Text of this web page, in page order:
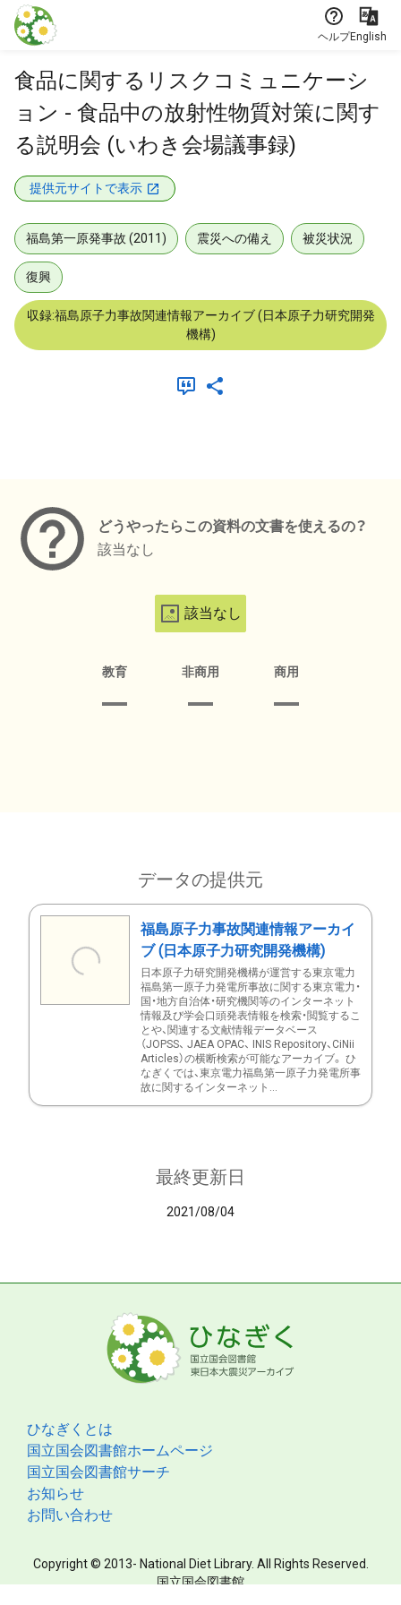
本文に飛ぶ
ヘルプEnglish
食品に関するリスクコミュニケーシ
ョン - 食品中の放射性物質対策に関す
る説明会 (いわき会場議事録)
提供元サイトで表示
福島第一原発事故 (2011) 震災への備え 被災状況
復興
収録:福島原子力事故関連情報アーカイブ (日本原子力研究開発
機構)
どうやったらこの資料の文書を使えるの？
該当なし
該当なし
教育 非商用 商用
データの提供元
福島原子力事故関連情報アーカイ
ブ (日本原子力研究開発機構)
日本原子力研究開発機構が運営する東京電力
福島第一原子力発電所事故に関する東京電力・
国・地方自治体・研究機関等のインターネット
情報及び学会口頭発表情報を検索・閲覧するこ
とや、関連する文献情報データベース
（JOPSS、 JAEA OPAC、 INIS Repository、CiNii
Articles）の横断検索が可能なアーカイブ。 ひ
なぎくでは、東京電力福島第一原子力発電所事
故に関するインターネット...
最終更新日
2021/08/04
ひなぎくとは
国立国会図書館ホームページ
国立国会図書館サーチ
お知らせ
お問い合わせ
Copyright © 2013- National Diet Library. All Rights Reserved.